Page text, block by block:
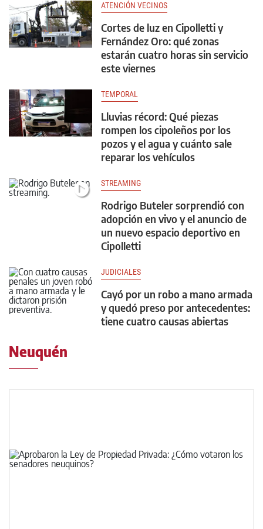
ATENCIÓN VECINOS
Cortes de luz en Cipolletti y
Fernández Oro: qué zonas
estarán cuatro horas sin servicio
este viernes
TEMPORAL
Lluvias récord: Qué piezas
rompen los cipoleños por los
pozos y el agua y cuánto sale
reparar los vehículos
STREAMING
Rodrigo Buteler sorprendió con
adopción en vivo y el anuncio de
un nuevo espacio deportivo en
Cipolletti
JUDICIALES
Cayó por un robo a mano armada
y quedó preso por antecedentes:
tiene cuatro causas abiertas
Neuquén